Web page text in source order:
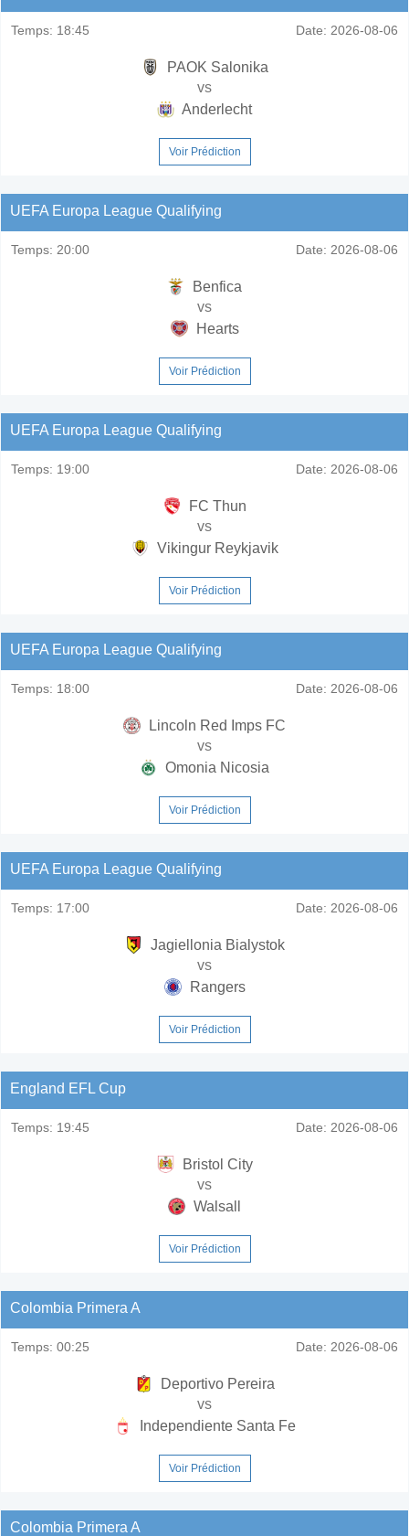
Temps: 18:45 Date: 2026-08-06
PAOK Salonika
vs
Anderlecht
Voir Prédiction
UEFA Europa League Qualifying
Temps: 20:00 Date: 2026-08-06
Benfica
vs
Hearts
Voir Prédiction
UEFA Europa League Qualifying
Temps: 19:00 Date: 2026-08-06
FC Thun
vs
Vikingur Reykjavik
Voir Prédiction
UEFA Europa League Qualifying
Temps: 18:00 Date: 2026-08-06
Lincoln Red Imps FC
vs
Omonia Nicosia
Voir Prédiction
UEFA Europa League Qualifying
Temps: 17:00 Date: 2026-08-06
Jagiellonia Bialystok
vs
Rangers
Voir Prédiction
England EFL Cup
Temps: 19:45 Date: 2026-08-06
Bristol City
vs
Walsall
Voir Prédiction
Colombia Primera A
Temps: 00:25 Date: 2026-08-06
Deportivo Pereira
vs
Independiente Santa Fe
Voir Prédiction
Colombia Primera A